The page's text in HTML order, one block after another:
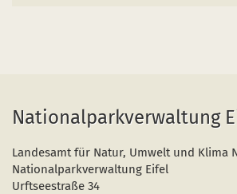
Nationalparkverwaltung
Landesamt für Natur, Umwelt und Klima
Nationalparkverwaltung Eifel
Urftseestraße 34